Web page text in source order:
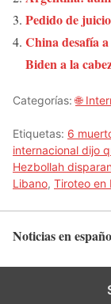
Pedido de
China desafía
Biden a la
Categorías:🌐
Etiquetas: 6
internacional dijo
Hezbollah
Libano, Tiroteo en
Noticias en